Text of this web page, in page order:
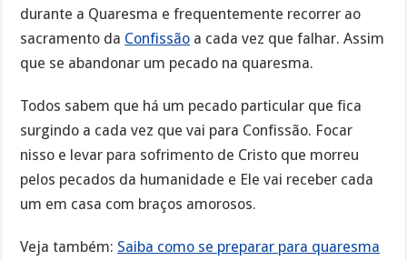
durante a Quaresma e frequentemente recorrer ao
sacramento da Confissão a cada vez que falhar. Assim
que se abandonar um pecado na quaresma.
Todos sabem que há um pecado particular que fica
surgindo a cada vez que vai para Confissão. Focar
nisso e levar para sofrimento de Cristo que morreu
pelos pecados da humanidade e Ele vai receber cada
um em casa com braços amorosos.
Veja também: Saiba como se preparar para quaresma